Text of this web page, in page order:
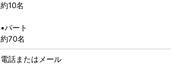
約10名
▪パート
約70名
電話またはメール